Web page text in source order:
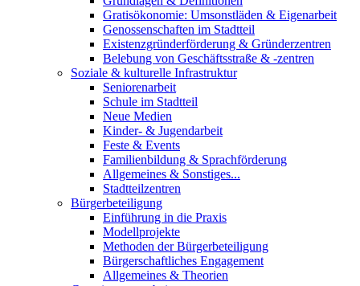
Gratisökonomie: Umsonstläden & Eigenarbeit
Genossenschaften im Stadtteil
Existenzgründerförderung & Gründerzentren
Belebung von Geschäftsstraße & -zentren
Soziale & kulturelle Infrastruktur
Seniorenarbeit
Schule im Stadtteil
Neue Medien
Kinder- & Jugendarbeit
Feste & Events
Familienbildung & Sprachförderung
Allgemeines & Sonstiges...
Stadtteilzentren
Bürgerbeteiligung
Einführung in die Praxis
Modellprojekte
Methoden der Bürgerbeteiligung
Bürgerschaftliches Engagement
Allgemeines & Theorien